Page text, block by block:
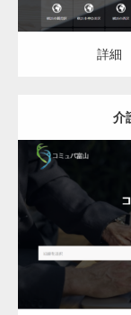
詳細
介
詳細